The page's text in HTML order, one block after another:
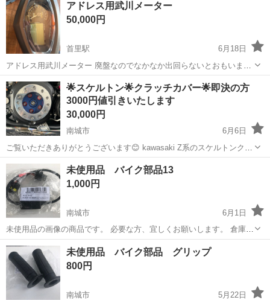
アドレス用武川メーター
50,000円
首里駅
6月18日
アドレス用武川メーター 廃盤なのでなかなか出回らないとおもいま
す！ 状態も液晶焼けなどなくいいと思います！ 配線もあります！
沖縄 南城市 スズキ
🌟スケルトン🌟クラッチカバー🌟即決の方
3000円値引きいたします
30,000円
南城市
6月6日
ご覧いただきありがとうございます😊 kawasaki Z系のスケルトンクラ
ッチカバーになります。 購入時六万円でしたので半額になります。 今
回イメージチェンジの為別の物に変える為出品になります。 よろしく
お願いいたします🙇
沖縄 南城市 カワサキ
未使用品 バイク部品13
1,000円
南城市
6月1日
未使用品の画像の商品です。 必要な方、宜しくお願いします。 倉庫か
ら出てきました。どのバイク用かわかりません。わかる方はお得で
す。 現物確認後に購入でお願いします😁 中古品の為、3nでよろしく
お願いします。😊
沖縄 南城市 その他 部品
未使用品 バイク部品 グリップ
800円
南城市
5月22日